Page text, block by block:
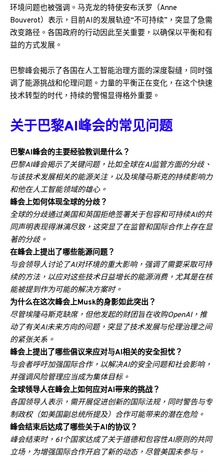
环境问题也被强调。马克龙的特使安·布沃罗（Anne
Bouverot）表示，目前AI的发展轨迹“不可持续”，突显了急需
改变路径。各国政府的行动因此至关重要，以确保以平衡和有
益的方式发展。
巴黎峰会揭示了各国在人工智能治理方面的深度裂缝，同时强
调了能源挑战和伦理问题。力量的平衡正在变化，在这个快速
技术转型的时代，持续的警惕显得格外重要。
关于巴黎AI峰会的常见问题
巴黎AI峰会的主要经验教训是什么？
巴黎AI峰会揭示了关键问题，比如全球在AI监管方面的分歧、
与该技术发展相关的能源关注，以及埃隆·马斯克的持续影响力
和他在人工智能领域的雄心。
峰会上如何体现全球的分歧？
全球的分歧通过美国和英国拒绝签署关于包容和可持续AI的共
同声明表现得淋漓尽致，这突显了在监管和国际合作上存在显
著的分歧。
在峰会上提出了哪些能源问题？
与会领导人讨论了AI对环境的重大影响，强调了需要采取可持
续的方法，以应对这些技术日益增长的能源消费，尤其是在核
能被提到作为可能的解决方案时。
为什么在这次峰会上Musk的身影如此突出？
尽管埃隆·马斯克缺席，但他发起的财团旨在收购OpenAI，推
动了有关AI未来方向的问题，突显了技术发展与伦理治理之间
的紧张关系。
峰会上提出了哪些倡议来应对与AI相关的安全担忧？
与会者呼吁加强国际合作，以解决AI的安全问题和社会影响，
并强调风险管理应当成为集体目标。
全球领导人在峰会上如何应对AI带来的挑战？
各国领导人表示，需开展促进创新的国际法规，同时警告与专
制政权（如美国副总统所提及）合作可能带来的潜在危险。
峰会结束后达成了哪些关于AI的协议？
峰会结束时，61个国家达成了关于道德和包容性AI原则的共同
立场，为增强国际合作开启了新的动态，尽管美国未参与。